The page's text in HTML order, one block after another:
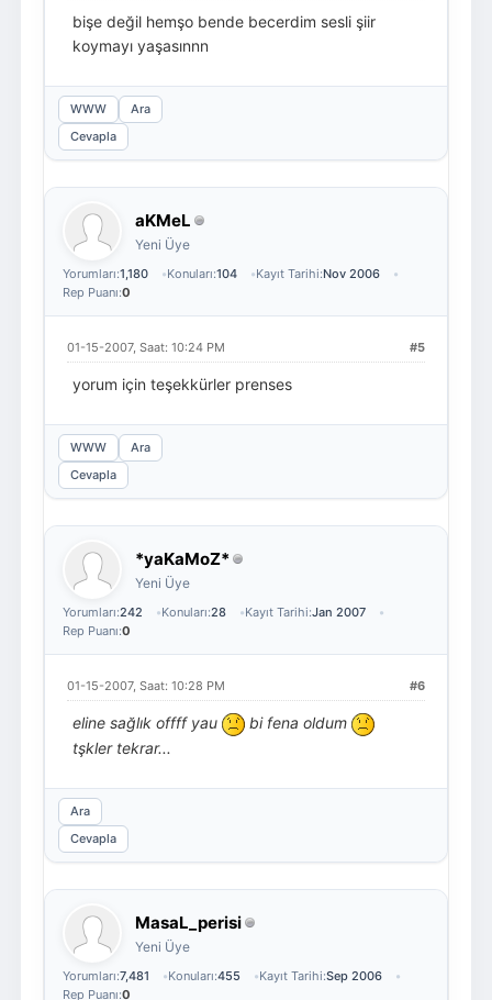
bişe değil hemşo bende becerdim sesli şiir
koymayı yaşasınnn
WWW
Ara
Cevapla
aKMeL
Yeni Üye
Yorumları:1,180 Konuları:104 Kayıt Tarihi:Nov 2006
Rep Puanı:0
#5
01-15-2007, Saat: 10:24 PM
yorum için teşekkürler prenses
WWW
Ara
Cevapla
*yaKaMoZ*
Yeni Üye
Yorumları:242 Konuları:28 Kayıt Tarihi:Jan 2007
Rep Puanı:0
#6
01-15-2007, Saat: 10:28 PM
eline sağlık offff yau
bi fena oldum
tşkler tekrar...
Ara
Cevapla
MasaL_perisi
Yeni Üye
Yorumları:7,481 Konuları:455 Kayıt Tarihi:Sep 2006
Rep Puanı:0